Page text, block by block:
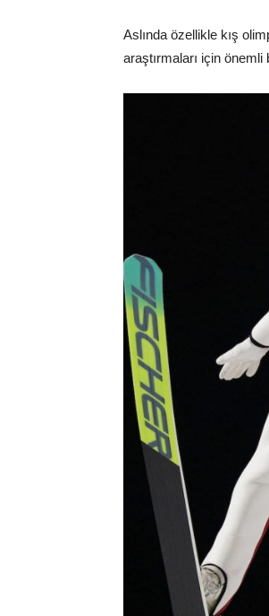
Aslında özellikle kış
araştırmaları için önemli